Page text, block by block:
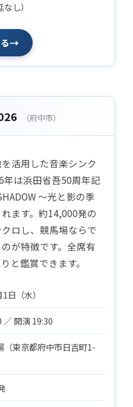
し）
→
（府中市）
活用した音楽シンク
年は浜田省吾50周年記
～光と影の季
ます。約14,000発の
ロし、競馬場ならで
が特徴です。全席有
と鑑賞できます。
日（水）
／ 開演 19:30
（東京都府中市日吉町1-